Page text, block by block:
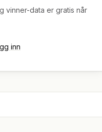
vinner-data er gratis når
inn